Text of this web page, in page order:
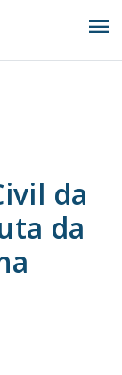
menu
da
da